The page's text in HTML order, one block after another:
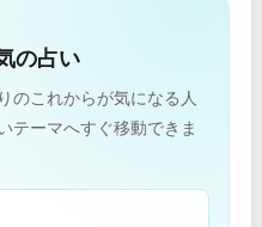
の占い
のこれからが気になる人
テーマへすぐ移動できま